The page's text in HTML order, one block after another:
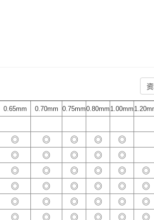
0.65mm 0.70mm 0.75mm0.80mm 1.00mm
◎ ◎ ◎ ◎ ◎
◎ ◎ ◎ ◎ ◎
◎ ◎ ◎ ◎ ◎ ◎
◎ ◎ ◎ ◎ ◎ ◎
◎ ◎ ◎ ◎ ◎ ◎
◎ ◎ ◎ ◎ ◎ ◎